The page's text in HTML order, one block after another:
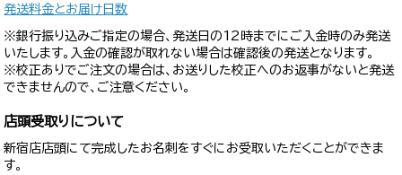
発送料金とお届け日数
※銀行振り込みご指定の場合、発送日の12時までにご入金時のみ発送
いたします。入金の確認が取れない場合は確認後の発送となります。
※校正ありでご注文の場合は、お送りした校正へのお返事がないと発送
できませんので、ご注意ください。
店頭受取りについて
新宿店店頭にて完成したお名刺をすぐにお受取いただくことができま
す。